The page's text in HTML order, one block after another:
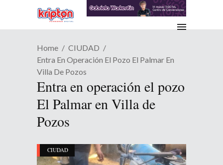
Home
CIUDAD
Entra En Operación El Pozo El Palmar En
Villa De Pozos
Entra en operación el pozo
El Palmar en Villa de
Pozos
CIUDAD